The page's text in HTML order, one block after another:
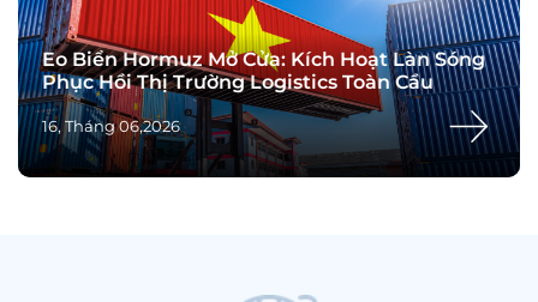
Eo Biển Hormuz Mở Cửa: Kích Hoạt Làn Sóng
Phục Hồi Thị Trường Logistics Toàn Cầu
16, Tháng 06,2026